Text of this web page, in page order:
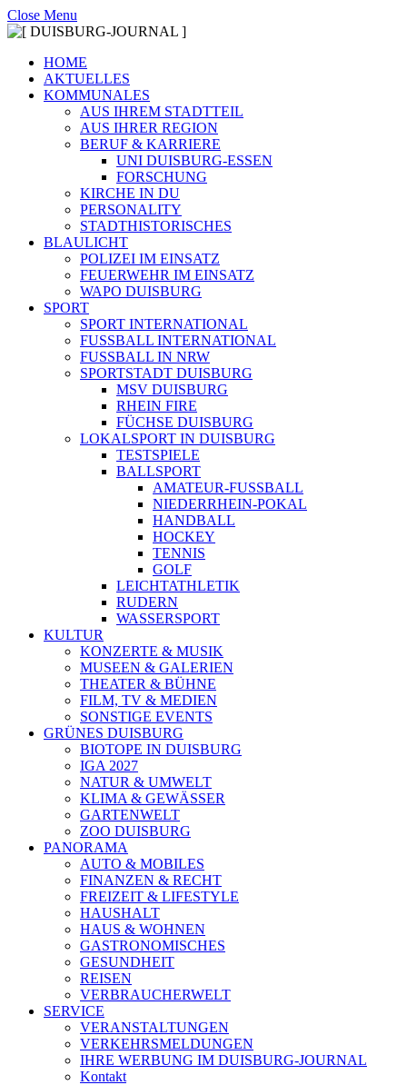
Close Menu
HOME
AKTUELLES
KOMMUNALES
AUS IHREM STADTTEIL
AUS IHRER REGION
BERUF & KARRIERE
UNI DUISBURG-ESSEN
FORSCHUNG
KIRCHE IN DU
PERSONALITY
STADTHISTORISCHES
BLAULICHT
POLIZEI IM EINSATZ
FEUERWEHR IM EINSATZ
WAPO DUISBURG
SPORT
SPORT INTERNATIONAL
FUSSBALL INTERNATIONAL
FUSSBALL IN NRW
SPORTSTADT DUISBURG
MSV DUISBURG
RHEIN FIRE
FÜCHSE DUISBURG
LOKALSPORT IN DUISBURG
TESTSPIELE
BALLSPORT
AMATEUR-FUSSBALL
NIEDERRHEIN-POKAL
HANDBALL
HOCKEY
TENNIS
GOLF
LEICHTATHLETIK
RUDERN
WASSERSPORT
KULTUR
KONZERTE & MUSIK
MUSEEN & GALERIEN
THEATER & BÜHNE
FILM, TV & MEDIEN
SONSTIGE EVENTS
GRÜNES DUISBURG
BIOTOPE IN DUISBURG
IGA 2027
NATUR & UMWELT
KLIMA & GEWÄSSER
GARTENWELT
ZOO DUISBURG
PANORAMA
AUTO & MOBILES
FINANZEN & RECHT
FREIZEIT & LIFESTYLE
HAUSHALT
HAUS & WOHNEN
GASTRONOMISCHES
GESUNDHEIT
REISEN
VERBRAUCHERWELT
SERVICE
VERANSTALTUNGEN
VERKEHRSMELDUNGEN
IHRE WERBUNG IM DUISBURG-JOURNAL
Kontakt